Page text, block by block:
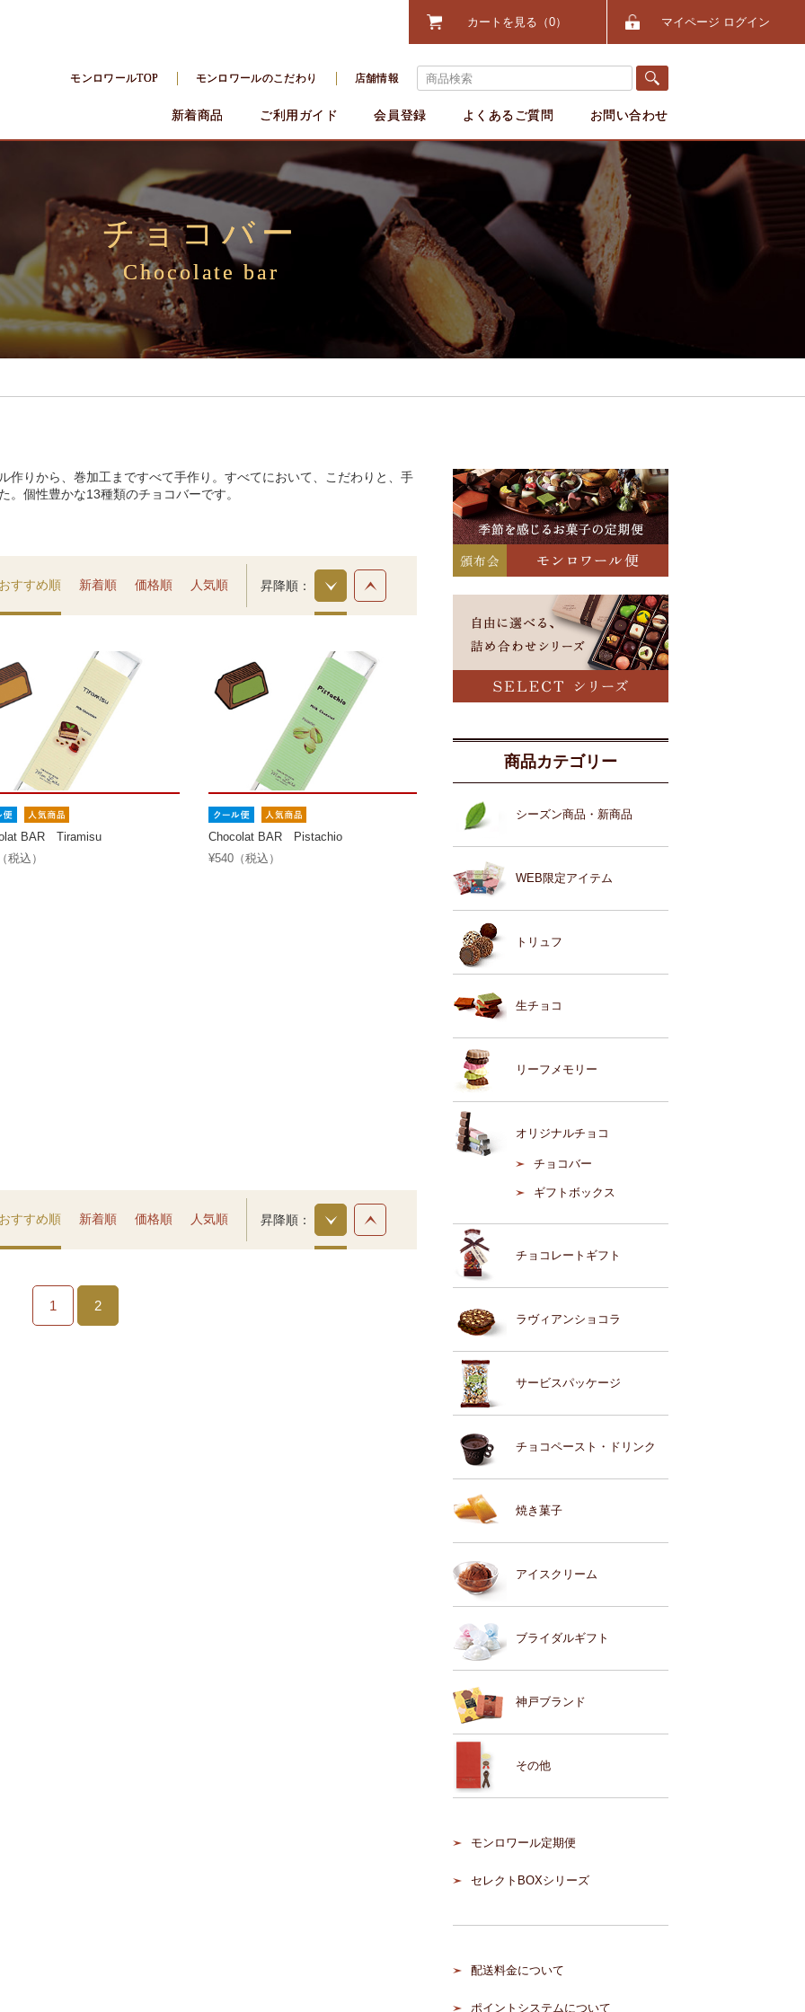
カートを見る 0 マイページ ログイン
モンロワールTOP モンロワールのこだわり 店舗情報
新着商品 ご利用ガイド 会員登録 よくあるご質問 お問い合わせ
チョコバー
Chocolate bar
作りから、巻加工まですべて手作り。すべてにおいて、こだわりと、手
個性豊かな13種類のチョコバーです。
おすすめ順 新着順 価格順 人気順 昇降順
BAR Tiramisu
税込）
Chocolat BAR Pistachio
¥540（税込）
おすすめ順 新着順 価格順 人気順 昇降順
1 2
商品カテゴリー
シーズン商品・新商品
WEB限定アイテム
トリュフ
生チョコ
リーフメモリー
オリジナルチョコ
チョコバー
ギフトボックス
チョコレートギフト
ラヴィアンショコラ
サービスパッケージ
チョコペースト・ドリンク
焼き菓子
アイスクリーム
ブライダルギフト
神戸ブランド
その他
モンロワール定期便
セレクトBOXシリーズ
配送料金について
ポイントシステムについて